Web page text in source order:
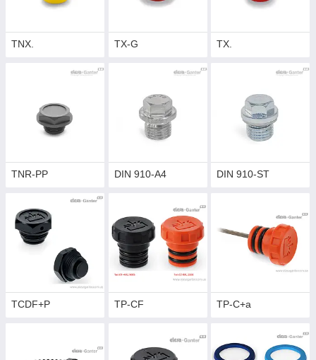
TNX. TX-G TX.
TNR-PP DIN 910-A4 DIN 910-ST
TCDF+P TP-CF TP-C+a